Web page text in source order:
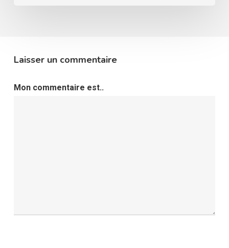
Laisser un commentaire
Mon commentaire est..